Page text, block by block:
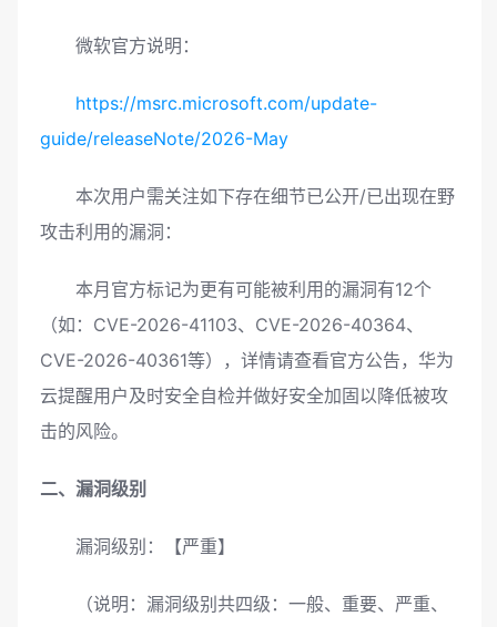
微软官方说明：
https://msrc.microsoft.com/update-
guide/releaseNote/2026-May
本次用户需关注如下存在细节已公开/已出现在野
攻击利用的漏洞：
本月官方标记为更有可能被利用的漏洞有12个
（如：CVE-2026-41103、CVE-2026-40364、
CVE-2026-40361等），详情请查看官方公告，华为
云提醒用户及时安全自检并做好安全加固以降低被攻
击的风险。
二、漏洞级别
漏洞级别：【严重】
（说明：漏洞级别共四级：一般、重要、严重、